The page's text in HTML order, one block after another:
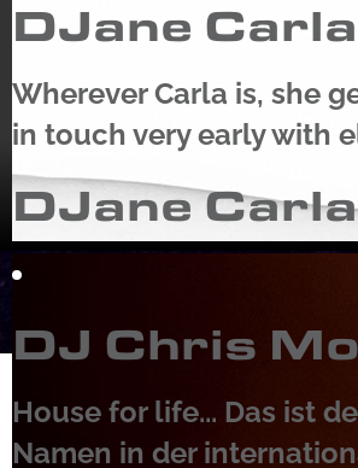
DJane
Wherever Carla is, she
in touch very early with
DJane
DJ Chris
House for life... Das ist
Namen in der